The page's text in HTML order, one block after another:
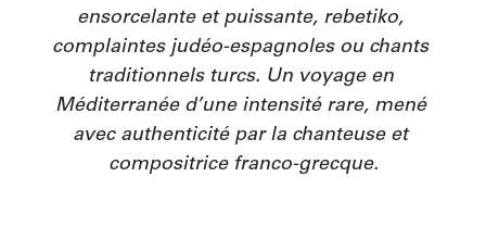
ensorcelante et puissante, rebetiko,
complaintes judéo-espagnoles ou chants
traditionnels turcs. Un voyage en
Méditerranée d’une intensité rare, mené
avec authenticité par la chanteuse et
compositrice franco-grecque.